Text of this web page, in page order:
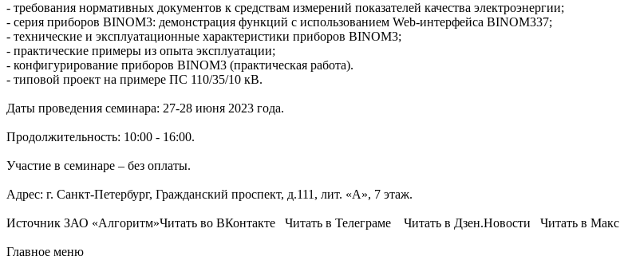
- требования нормативных документов к средствам измерений показателей качества электроэнергии;
- серия приборов BINOM3: демонстрация функций с использованием Web-интерфейса BINOM337;
- технические и эксплуатационные характеристики приборов BINOM3;
- практические примеры из опыта эксплуатации;
- конфигурирование приборов BINOM3 (практическая работа).
- типовой проект на примере ПС 110/35/10 кВ.
Даты проведения семинара: 27-28 июня 2023 года.
Продолжительность: 10:00 - 16:00.
Участие в семинаре – без оплаты.
Адрес: г. Санкт-Петербург, Гражданский проспект, д.111, лит. «А», 7 этаж.
Источник ЗАО «Алгоритм»Читать во ВКонтакте Читать в Телеграме Читать в Дзен.Новости Читать в Макс
Главное меню